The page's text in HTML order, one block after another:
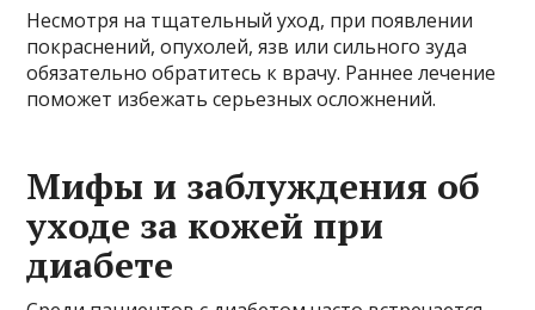
Несмотря на тщательный уход, при появлении
покраснений, опухолей, язв или сильного зуда
обязательно обратитесь к врачу. Раннее лечение
поможет избежать серьезных осложнений.
Мифы и заблуждения об
уходе за кожей при
диабете